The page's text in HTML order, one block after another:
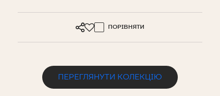
SK
ПОРІВНЯТИ
ПЕРЕГЛЯНУТИ КОЛЕКЦІЮ